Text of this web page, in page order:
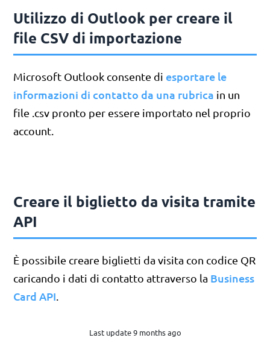
Utilizzo di Outlook per creare il
file CSV di importazione
Microsoft Outlook consente di esportare le
informazioni di contatto da una rubrica in un
file .csv pronto per essere importato nel proprio
account.
Creare il biglietto da visita tramite
API
È possibile creare biglietti da visita con codice QR
caricando i dati di contatto attraverso la Business
Card API
Last update 9 months ago